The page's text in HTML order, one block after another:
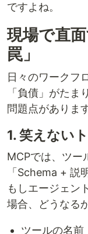
ですよね。
現場で直
罠」
日々のワークフ
「負債」がた
問題点があります
1. 笑えない
MCPでは、ツー
「Schema + 説
もしエージェン
場合、どうなるか
ツールの名前